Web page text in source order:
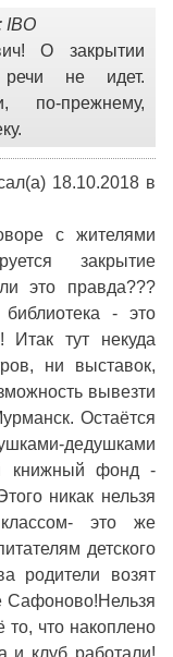
О закрытии
речи не идет.
по-прежнему,
18.10.2018в
с жителями
закрытие
это правда???
- это
Итак тут некуда
ни выставок,
вывезти
Остаётся
дедушками
книжный фонд -
никак нельзя
это же
детского
родители возят
Сафоново!Нельзя
то, что накоплено
и клуб работали!